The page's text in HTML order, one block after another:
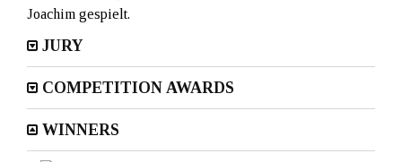
Joachim gespielt.
JURY
COMPETITION AWARDS
WINNERS